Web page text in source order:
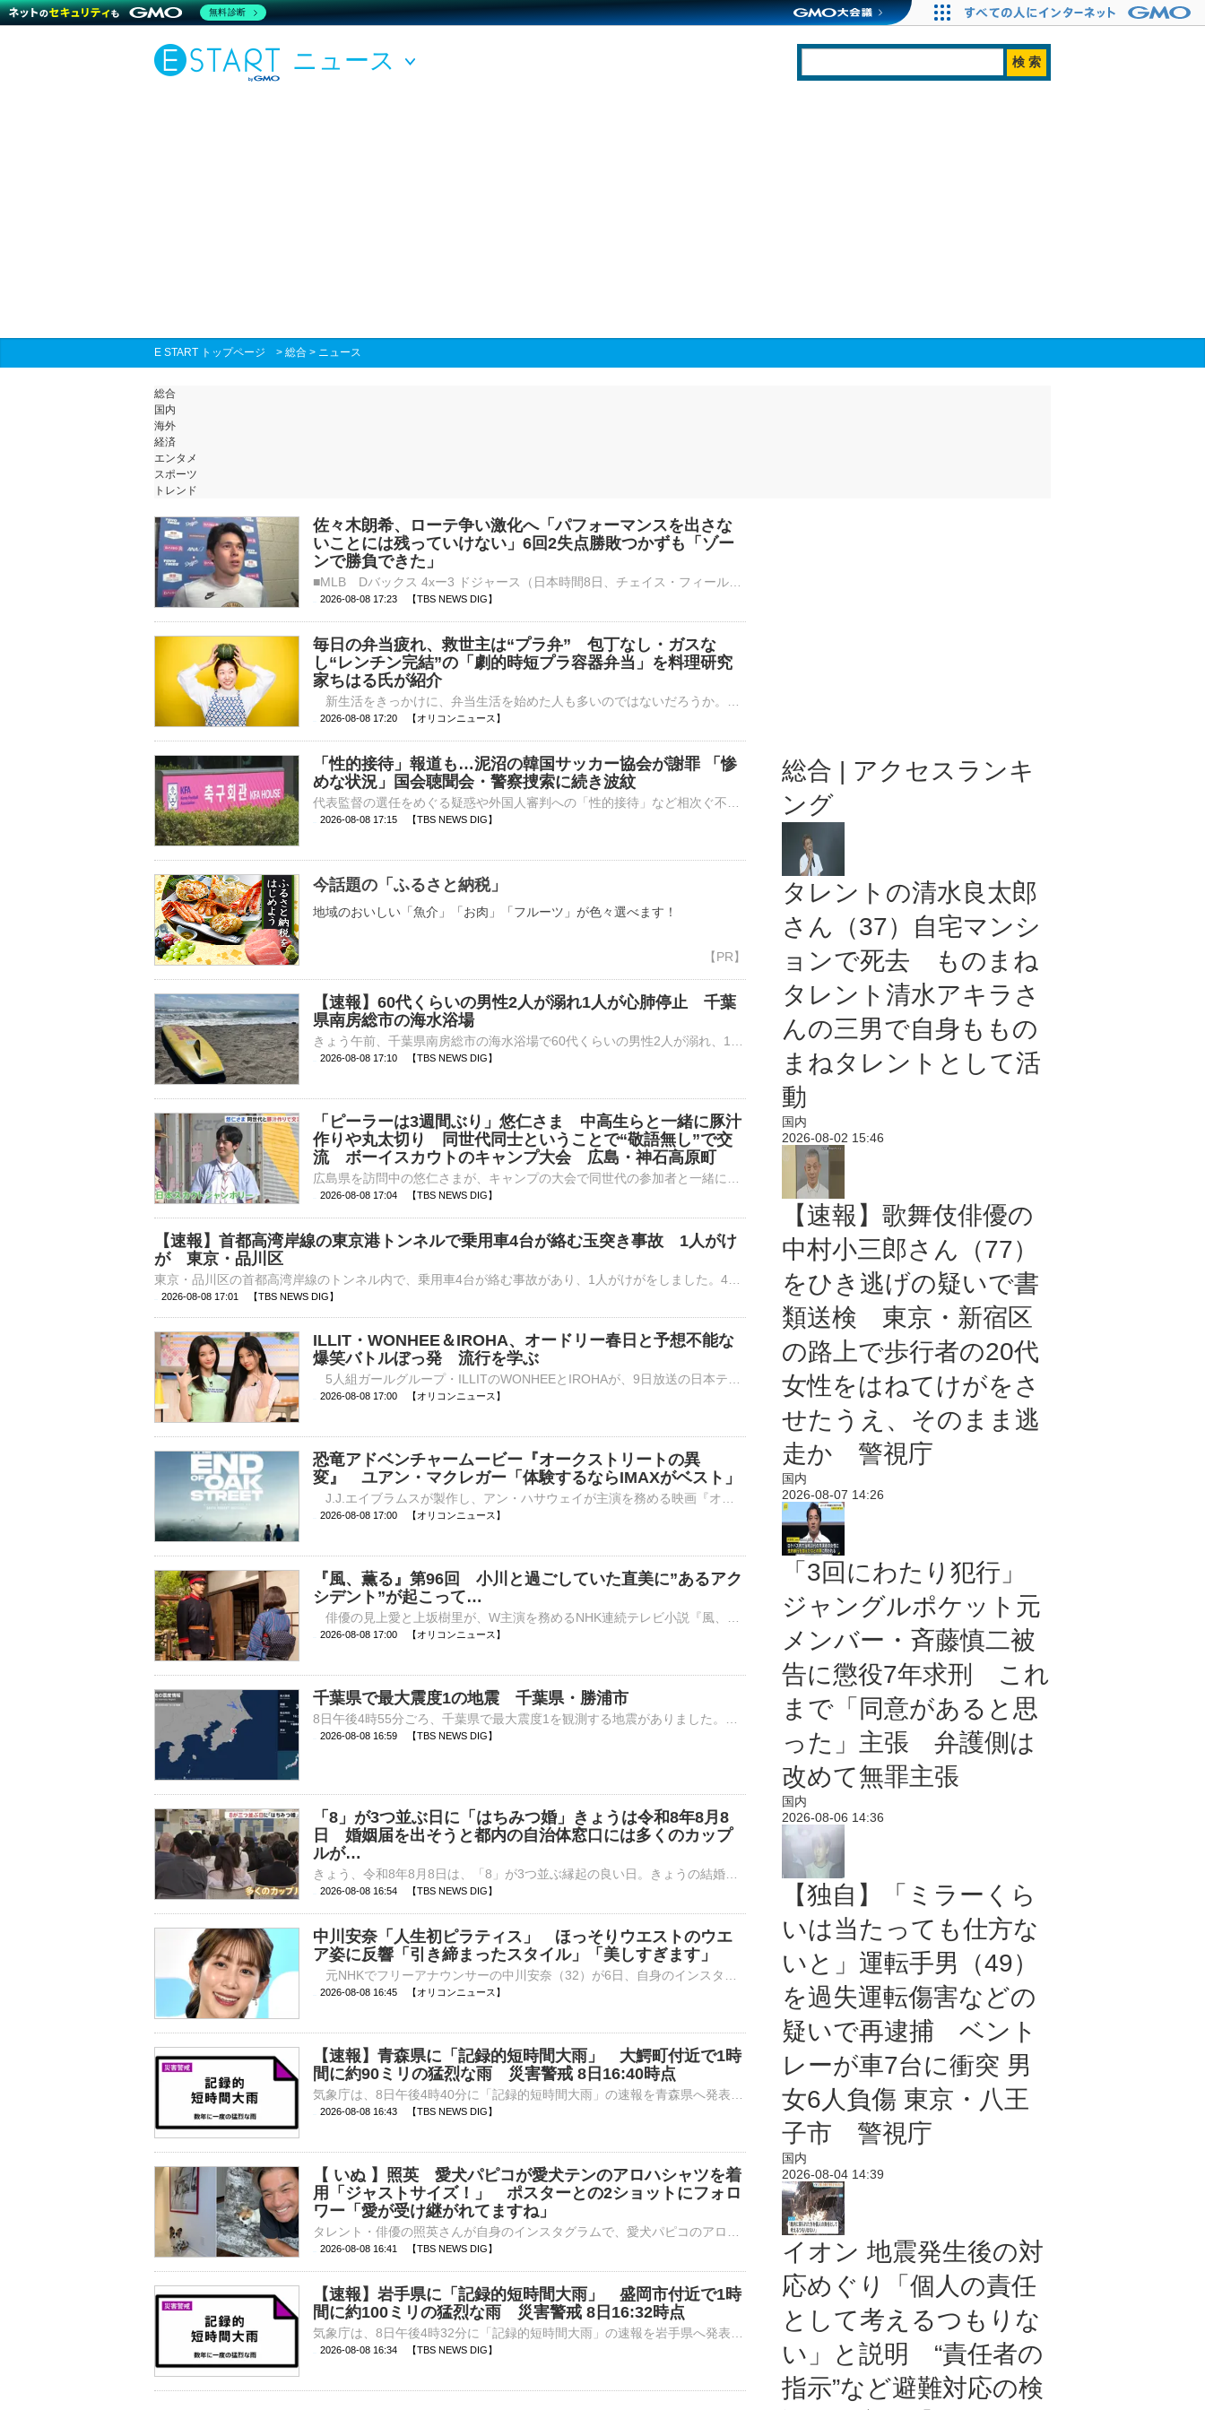
ニュース
E START トップページ > 総合 > ニュース
総合
国内
海外
経済
エンタメ
スポーツ
トレンド
佐々木朗希、ローテ争い激化へ「パフォーマンスを出さな
いことには残っていけない」6回2失点勝敗つかずも「ゾー
ンで勝負できた」
2026-08-08 17:23 【TBS NEWS DIG】
毎日の弁当疲れ、救世主は“プラ弁” 包丁なし・ガスな
し“レンチン完結”の「劇的時短プラ容器弁当」を料理研究
家ちはる氏が紹介
2026-08-08 17:20 【オリコンニュース】
「性的接待」報道も…泥沼の韓国サッカー協会が謝罪 「惨
めな状況」国会聴聞会・警察捜索に続き波紋
2026-08-08 17:15 【TBS NEWS DIG】
今話題の「ふるさと納税」
地域のおいしい「魚介」「お肉」「フルーツ」が色々選べます！
【速報】60代くらいの男性2人が溺れ1人が心肺停止 千葉
県南房総市の海水浴場
2026-08-08 17:10 【TBS NEWS DIG】
「ピーラーは3週間ぶり」悠仁さま 中高生らと一緒に豚汁
作りや丸太切り 同世代同士ということで“敬語無し”で交
流 ボーイスカウトのキャンプ大会 広島・神石高原町
2026-08-08 17:04 【TBS NEWS DIG】
【速報】首都高湾岸線の東京港トンネルで乗用車4台が絡む玉突き事故 1人がけ
が 東京・品川区
2026-08-08 17:01 【TBS NEWS DIG】
ILLIT・WONHEE＆IROHA、オードリー春日と予想不能な
爆笑バトルぼっ発 流行を学ぶ
2026-08-08 17:00 【オリコンニュース】
恐竜アドベンチャームービー『オークストリートの異
変』 ユアン・マクレガー「体験するならIMAXがベスト」
2026-08-08 17:00 【オリコンニュース】
『風、薫る』第96回 小川と過ごしていた直美に”あるアク
シデント”が起こって…
2026-08-08 17:00 【オリコンニュース】
千葉県で最大震度1の地震 千葉県・勝浦市
2026-08-08 16:59 【TBS NEWS DIG】
「8」が3つ並ぶ日に「はちみつ婚」きょうは令和8年8月8
日 婚姻届を出そうと都内の自治体窓口には多くのカップ
ルが…
2026-08-08 16:54 【TBS NEWS DIG】
中川安奈「人生初ピラティス」 ほっそりウエストのウエ
ア姿に反響「引き締まったスタイル」「美しすぎます」
2026-08-08 16:45 【オリコンニュース】
【速報】青森県に「記録的短時間大雨」 大鰐町付近で1時
間に約90ミリの猛烈な雨 災害警戒 8日16:40時点
2026-08-08 16:43 【TBS NEWS DIG】
【 いぬ 】照英 愛犬パピコが愛犬テンのアロハシャツを着
用「ジャストサイズ！」 ポスターとの2ショットにフォロ
ワー「愛が受け継がれてますね」
2026-08-08 16:41 【TBS NEWS DIG】
【速報】岩手県に「記録的短時間大雨」 盛岡市付近で1時
間に約100ミリの猛烈な雨 災害警戒 8日16:32時点
2026-08-08 16:34 【TBS NEWS DIG】
総合 | アクセスランキ
ング
タレントの清水良太郎
さん（37）自宅マンシ
ョンで死去 ものまね
タレント清水アキラさ
んの三男で自身ももの
まねタレントとして活
動
国内
2026-08-02 15:46
【速報】歌舞伎俳優の
中村小三郎さん（77）
をひき逃げの疑いで書
類送検 東京・新宿区
の路上で歩行者の20代
女性をはねてけがをさ
せたうえ、そのまま逃
走か 警視庁
国内
2026-08-07 14:26
「3回にわたり犯行」
ジャングルポケット元
メンバー・斉藤慎二被
告に懲役7年求刑 これ
まで「同意があると思
った」主張 弁護側は
改めて無罪主張
国内
2026-08-06 14:36
【独自】「ミラーくら
いは当たっても仕方な
いと」運転手男（49）
を過失運転傷害などの
疑いで再逮捕 ベント
レーが車7台に衝突 男
女6人負傷 東京・八王
子市 警視庁
国内
2026-08-04 14:39
イオン 地震発生後の対
応めぐり「個人の責任
として考えるつもりな
い」と説明 “責任者の
指示”など避難対応の検
無料診断